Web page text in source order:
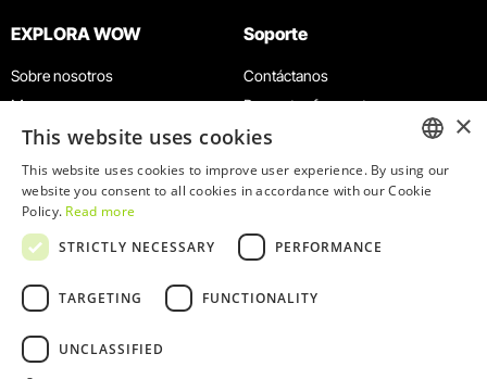
EXPLORA WOW
Sobre nosotros
Museos
Agenda
Noticias
Restaurantes
Tarjeta WOW
Grupos y eventos
Servicio educativo
Soporte
Contáctanos
Preguntas frecuentes
Términos y condiciones
Política de privacidad y cookies
Trabaja con nosotros
Libro de reclamaciones
ENGLISH
×
This website uses cookies
This website uses cookies to improve user experience. By using our
website you consent to all cookies in accordance with our Cookie
Policy. Read more
STRICTLY NECESSARY
PERFORMANCE
TARGETING FUNCTIONALITY
UNCLASSIFIED